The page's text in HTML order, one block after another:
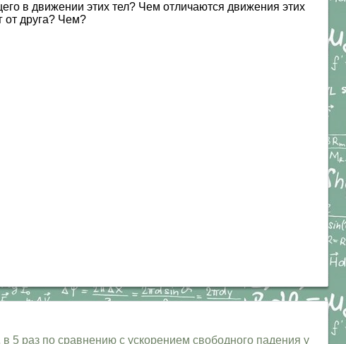
в движении этих тел? Чем отличаются движения этих
от друга? Чем?
5 раз по сравнению с ускорением свободного падения у